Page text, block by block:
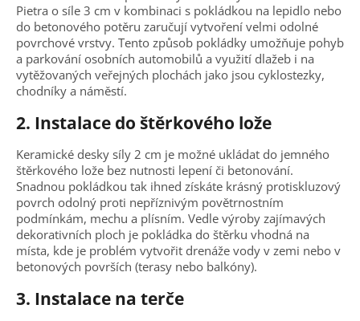
Pietra o síle 3 cm v kombinaci s pokládkou na lepidlo nebo
do betonového potěru zaručují vytvoření velmi odolné
povrchové vrstvy. Tento způsob pokládky umožňuje pohyb
a parkování osobních automobilů a využití dlažeb i na
vytěžovaných veřejných plochách jako jsou cyklostezky,
chodníky a náměstí.
2. Instalace do štěrkového lože
Keramické desky síly 2 cm je možné ukládat do jemného
štěrkového lože bez nutnosti lepení či betonování.
Snadnou pokládkou tak ihned získáte krásný protiskluzový
povrch odolný proti nepříznivým povětrnostním
podmínkám, mechu a plísním. Vedle výroby zajímavých
dekorativních ploch je pokládka do štěrku vhodná na
místa, kde je problém vytvořit drenáže vody v zemi nebo v
betonových površích (terasy nebo balkóny).
3. Instalace na terče